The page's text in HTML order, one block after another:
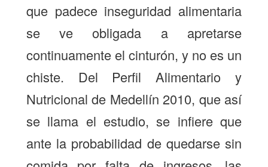
que padece inseguridad alimentaria
se ve obligada a apretarse
continuamente el cinturón, y no es un
chiste. Del Perfil Alimentario y
Nutricional de Medellín 2010, que así
se llama el estudio, se infiere que
ante la probabilidad de quedarse sin